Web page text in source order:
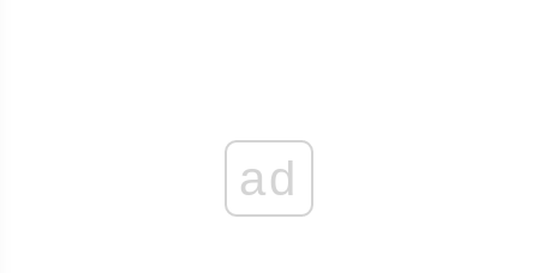
ad